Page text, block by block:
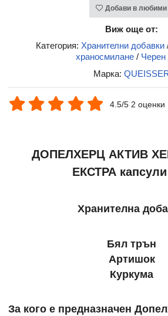
Добави в любими
Виж още от:
Категория: Хранителни добавки
храносмилане/ Черен
Марка:
4.5/5 2 оценки
ДОПЕЛХЕРЦ АКТИВ
ЕКСТРА
Хранителна
Бял трън
Артишок
Куркума
За кого е предназначен